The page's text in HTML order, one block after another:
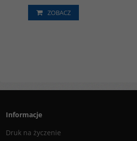
ZOBACZ
Informacje
Druk na życzenie